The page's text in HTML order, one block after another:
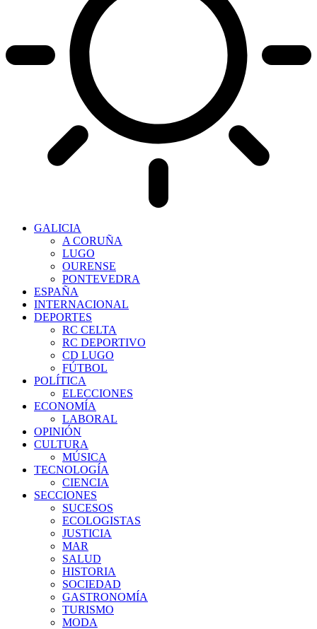
GALICIA
A CORUÑA
LUGO
OURENSE
PONTEVEDRA
ESPAÑA
INTERNACIONAL
DEPORTES
RC CELTA
RC DEPORTIVO
CD LUGO
FÚTBOL
POLÍTICA
ELECCIONES
ECONOMÍA
LABORAL
OPINIÓN
CULTURA
MÚSICA
TECNOLOGÍA
CIENCIA
SECCIONES
SUCESOS
ECOLOGISTAS
JUSTICIA
MAR
SALUD
HISTORIA
SOCIEDAD
GASTRONOMÍA
TURISMO
MODA